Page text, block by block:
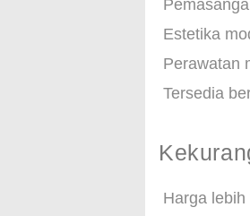
Estetika
Perawatan
Tersedia
Harga